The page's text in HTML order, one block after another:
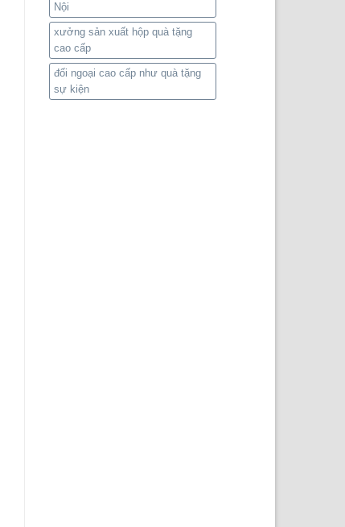
Nội
xưởng sản xuất hộp quà tặng
cao cấp
đối ngoại cao cấp như quà tặng
sự kiện